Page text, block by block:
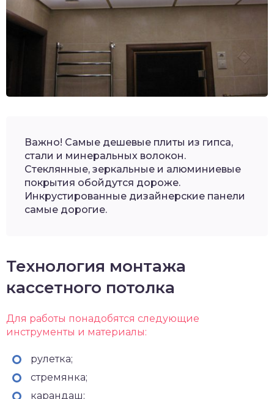
Важно! Самые дешевые плиты из гипса,
стали и минеральных волокон.
Стеклянные, зеркальные и алюминиевые
покрытия обойдутся дороже.
Инкрустированные дизайнерские панели
самые дорогие.
Технология монтажа
кассетного потолка
Для работы понадобятся следующие
инструменты и материалы:
рулетка;
стремянка;
карандаш;